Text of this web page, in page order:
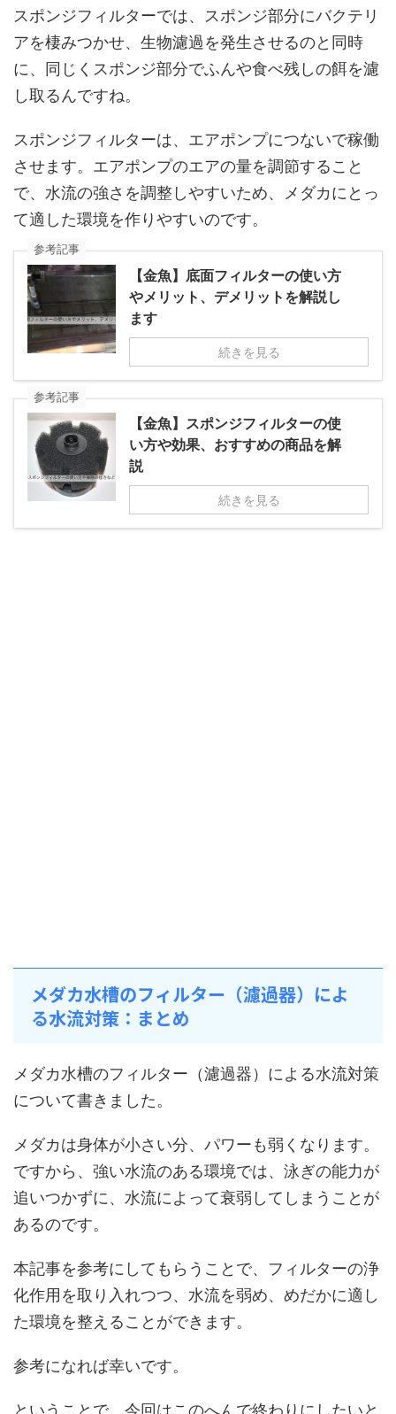
スポンジフィルターでは、スポンジ部分にバクテリ
アを棲みつかせ、生物濾過を発生させるのと同時
に、同じくスポンジ部分でふんや食べ残しの餌を濾
し取るんですね。
スポンジフィルターは、エアポンプにつないで稼働
させます。エアポンプのエアの量を調節すること
で、水流の強さを調整しやすいため、メダカにとっ
て適した環境を作りやすいのです。
参考記事
【金魚】底面フィルターの使い方
やメリット、デメリットを解説し
ます
続きを見る
参考記事
【金魚】スポンジフィルターの使
い方や効果、おすすめの商品を解
説
続きを見る
メダカ水槽のフィルター（濾過器）によ
る水流対策：まとめ
メダカ水槽のフィルター（濾過器）による水流対策
について書きました。
メダカは身体が小さい分、パワーも弱くなります。
ですから、強い水流のある環境では、泳ぎの能力が
追いつかずに、水流によって衰弱してしまうことが
あるのです。
本記事を参考にしてもらうことで、フィルターの浄
化作用を取り入れつつ、水流を弱め、めだかに適し
た環境を整えることができます。
参考になれば幸いです。
ということで、今回はこのへんで終わりにしたいと